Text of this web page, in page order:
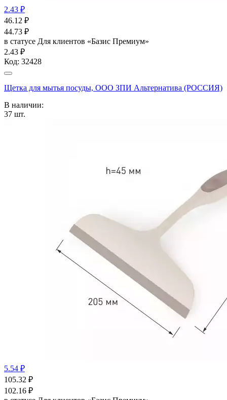
2.43 ₽
46.12 ₽
44.73 ₽
в статусе Для клиентов «Базис Премиум»
2.43 ₽
Код: 32428
Щетка для мытья посуды, ООО ЗПИ Альтернатива (РОССИЯ)
В наличии:
37 шт.
5.54 ₽
105.32 ₽
102.16 ₽